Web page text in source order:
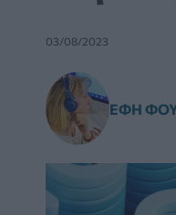
03/08/2023
ΈΦΗ